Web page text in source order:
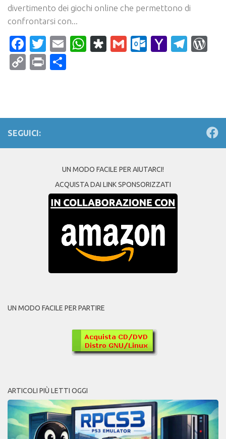
divertimento dei giochi online che permettono di
confrontarsi con...
Facebook
Twitter
EmailWhatsApp
Diaspora
Gmail Yahoo
CopyPrint
SEGUICI:
UN MODO FACILE PER AIUTARCI!
ACQUISTA DAI LINK SPONSORIZZATI
UN MODO FACILE PER PARTIRE
ARTICOLI PIÙ LETTI OGGI